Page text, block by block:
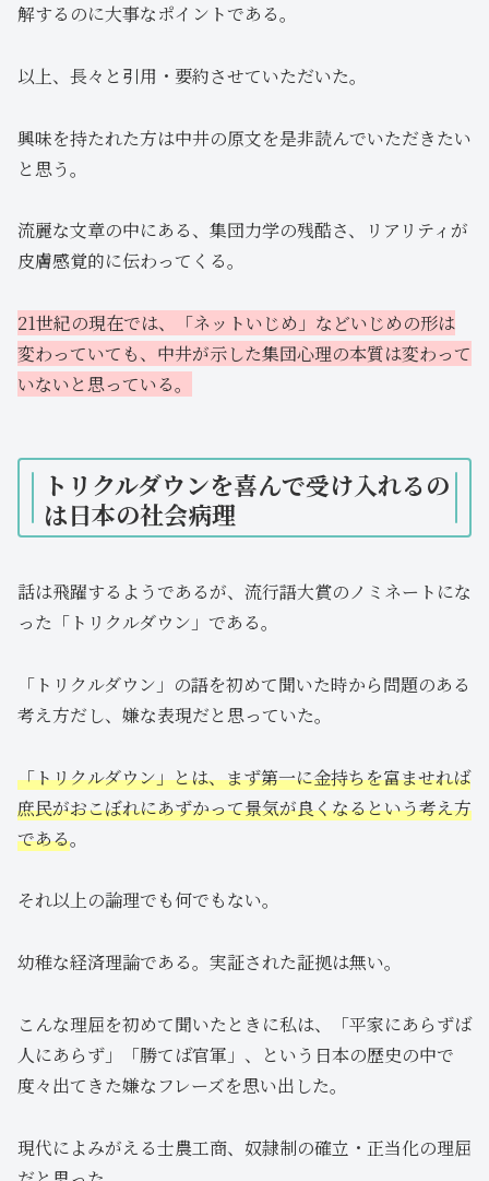
解するのに大事なポイントである。
以上、長々と引用・要約させていただいた。
興味を持たれた方は中井の原文を是非読んでいただきたい
と思う。
流麗な文章の中にある、集団力学の残酷さ、リアリティが
皮膚感覚的に伝わってくる。
21世紀の現在では、「ネットいじめ」などいじめの形は
変わっていても、中井が示した集団心理の本質は変わって
いないと思っている。
トリクルダウンを喜んで受け入れるの
は日本の社会病理
話は飛躍するようであるが、流行語大賞のノミネートにな
った「トリクルダウン」である。
「トリクルダウン」の語を初めて聞いた時から問題のある
考え方だし、嫌な表現だと思っていた。
「トリクルダウン」とは、まず第一に金持ちを富ませれば
庶民がおこぼれにあずかって景気が良くなるという考え方
である。
それ以上の論理でも何でもない。
幼稚な経済理論である。実証された証拠は無い。
こんな理屈を初めて聞いたときに私は、「平家にあらずば
人にあらず」「勝てば官軍」、という日本の歴史の中で
度々出てきた嫌なフレーズを思い出した。
現代によみがえる士農工商、奴隷制の確立・正当化の理屈